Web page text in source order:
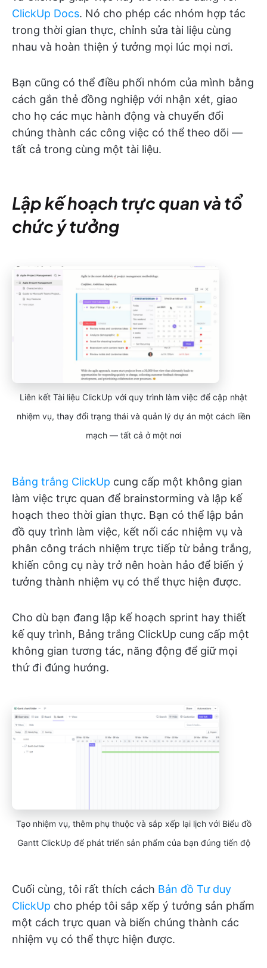
ClickUp Docs. Nó cho phép các nhóm hợp tác
trong thời gian thực, chỉnh sửa tài liệu cùng
nhau và hoàn thiện ý tưởng mọi lúc mọi nơi.
Bạn cũng có thể điều phối nhóm của mình bằng
cách gắn thẻ đồng nghiệp với nhận xét, giao
cho họ các mục hành động và chuyển đổi
chúng thành các công việc có thể theo dõi —
tất cả trong cùng một tài liệu.
Lập kế hoạch trực quan và tổ
chức ý tưởng
Liên kết Tài liệu ClickUp với quy trình làm việc để cập nhật
nhiệm vụ, thay đổi trạng thái và quản lý dự án một cách liền
mạch — tất cả ở một nơi
Bảng trắng ClickUp cung cấp một không gian
làm việc trực quan để brainstorming và lập kế
hoạch theo thời gian thực. Bạn có thể lập bản
đồ quy trình làm việc, kết nối các nhiệm vụ và
phân công trách nhiệm trực tiếp từ bảng trắng,
khiến công cụ này trở nên hoàn hảo để biến ý
tưởng thành nhiệm vụ có thể thực hiện được.
Cho dù bạn đang lập kế hoạch sprint hay thiết
kế quy trình, Bảng trắng ClickUp cung cấp một
không gian tương tác, năng động để giữ mọi
thứ đi đúng hướng.
Tạo nhiệm vụ, thêm phụ thuộc và sắp xếp lại lịch với Biểu đồ
Gantt ClickUp để phát triển sản phẩm của bạn đúng tiến độ
Cuối cùng, tôi rất thích cách Bản đồ Tư duy
ClickUp cho phép tôi sắp xếp ý tưởng sản phẩm
một cách trực quan và biến chúng thành các
nhiệm vụ có thể thực hiện được.